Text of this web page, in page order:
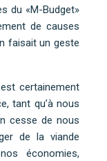
du «M-Budget»
de causes
faisait un geste
certainement
tant qu’à nous
cesse de nous
de la viande
économies,